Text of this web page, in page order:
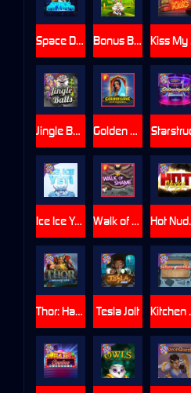
Space Donkey
Golden Genie And The Walking Wilds
Tesla Jolt
Bonus Bunnies
Jingle Balls
Walk of Shame
Thor: Hammer Time
Ice Ice Yeti